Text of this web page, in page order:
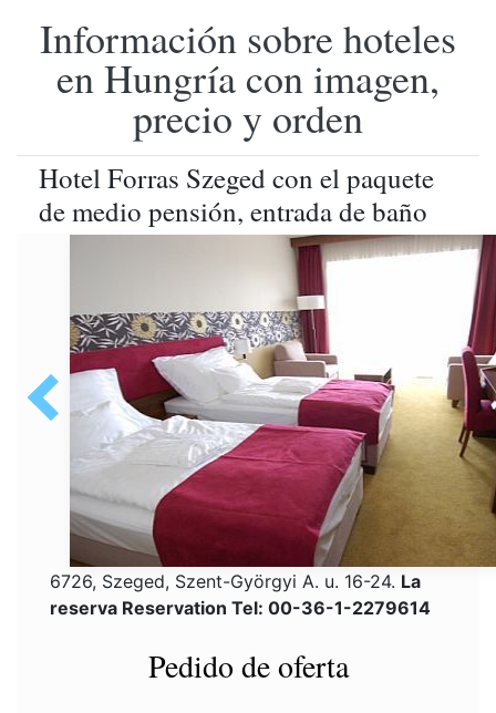
Información sobre hoteles
en Hungría con imagen,
precio y orden
Hotel Forras Szeged con el paquete
de medio pensión, entrada de baño
6726, Szeged, Szent-Györgyi A. u. 16-24. La
reserva Reservation Tel: 00-36-1-2279614
Pedido de oferta